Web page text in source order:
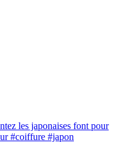
les japonaises font pour
#coiffure #japon